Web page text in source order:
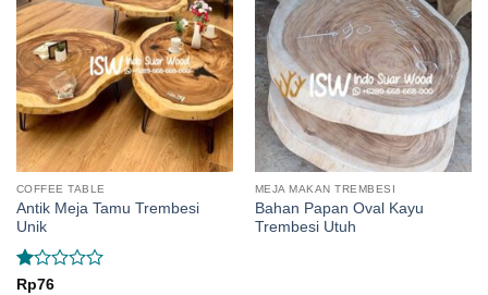
COFFEE TABLE
Antik Meja Tamu Trembesi
Unik
Rated
Rp76
MEJA MAKAN TREMBESI
Bahan Papan Oval Kayu
Trembesi Utuh